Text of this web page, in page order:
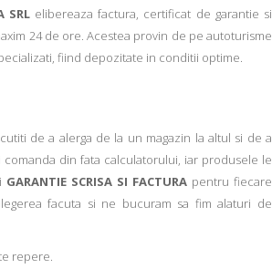
SRLelibereaza factura, certificat de garantie si
24 de ore. Acestea provin de pe autoturisme
fiind depozitate in conditii optime.
de a alerga de la un magazin la altul si de a
din fata calculatorului, iar produsele le
GARANTIE SCRISA SI FACTURA pentru fiecare
facuta si ne bucuram sa fim alaturi de
repere.